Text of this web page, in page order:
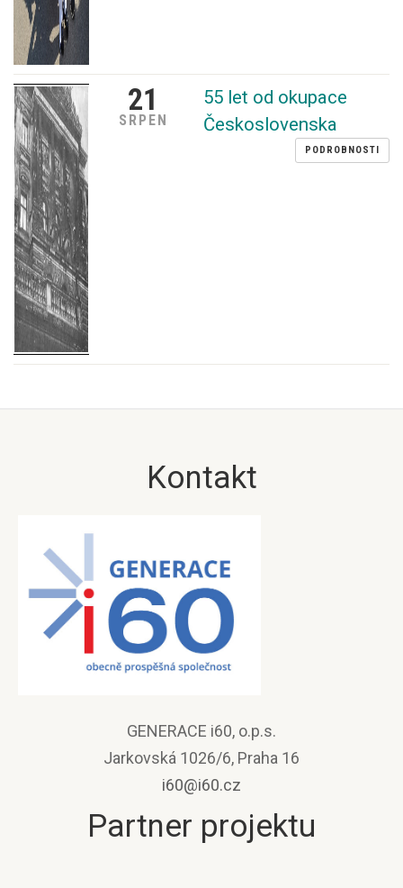
21
SRPEN
55 let od okupace
Československa
PODROBNOSTI
Kontakt
GENERACE i60, o.p.s.
Jarkovská 1026/6, Praha 16
i60@i60.cz
Partner projektu